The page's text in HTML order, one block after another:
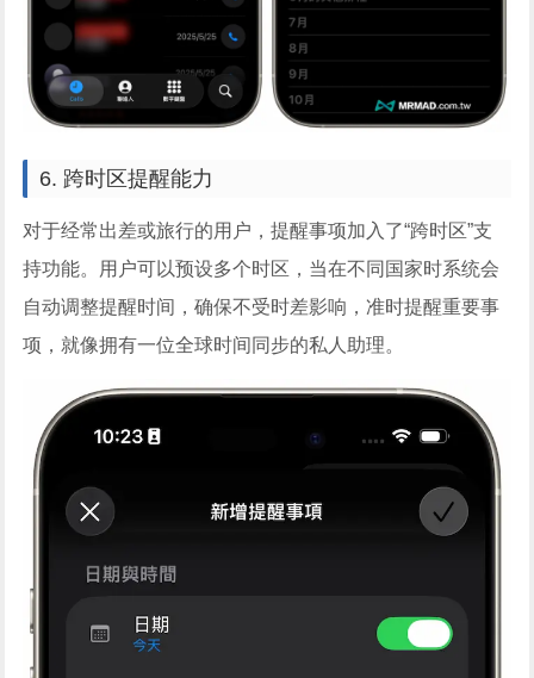
6. 跨时区提醒能力
对于经常出差或旅行的用户，提醒事项加入了“跨时区”支
持功能。用户可以预设多个时区，当在不同国家时系统会
自动调整提醒时间，确保不受时差影响，准时提醒重要事
项，就像拥有一位全球时间同步的私人助理。